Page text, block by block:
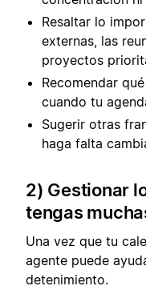
Resaltar lo
externas, las
proyectos
Recomendar
cuando tu
Sugerir otras
haga falta
2) Gestionar
tengas
Una vez que tu
agente puede
detenimiento.